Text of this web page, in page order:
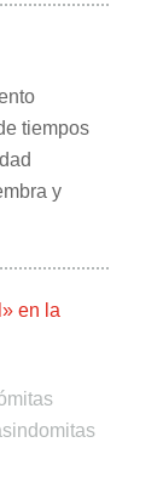
tiempos
y
en la